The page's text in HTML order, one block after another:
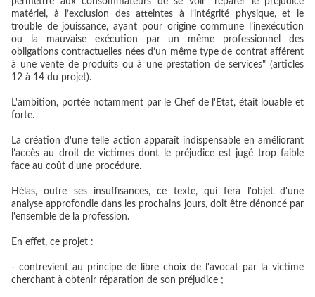
matériel, à l’exclusion des atteintes à l’intégrité physique, et le
trouble de jouissance, ayant pour origine commune l’inexécution
ou la mauvaise exécution par un même professionnel des
obligations contractuelles nées d’un même type de contrat afférent
à une vente de produits ou à une prestation de services" (articles
12 à 14 du projet).
L'ambition, portée notamment par le Chef de l'Etat, était louable et
forte.
La création d'une telle action apparaît indispensable en améliorant
l’accès au droit de victimes dont le préjudice est jugé trop faible
face au coût d'une procédure.
Hélas, outre ses insuffisances, ce texte, qui fera l'objet d'une
analyse approfondie dans les prochains jours, doit être dénoncé par
l'ensemble de la profession.
En effet, ce projet :
- contrevient au principe de libre choix de l'avocat par la victime
cherchant à obtenir réparation de son préjudice ;